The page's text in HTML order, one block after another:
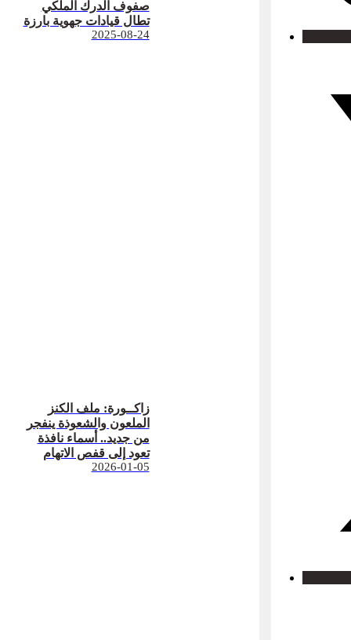
صفوف الدرك الملكي
تطال قيادات جهوية بارزة
2025-08-24
زاكــورة: ملف الكنز
الملعون والشعوذة ينفجر
من جديد.. أسماء نافذة
تعود إلى قفص الاتهام
2026-01-05